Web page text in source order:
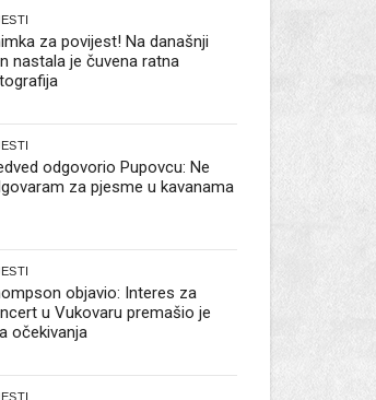
za povijest! Na današnji
nastala je čuvena ratna
odgovorio Pupovcu: Ne
za pjesme u kavanama
objavio: Interes za
u Vukovaru premašio je
očekivanja